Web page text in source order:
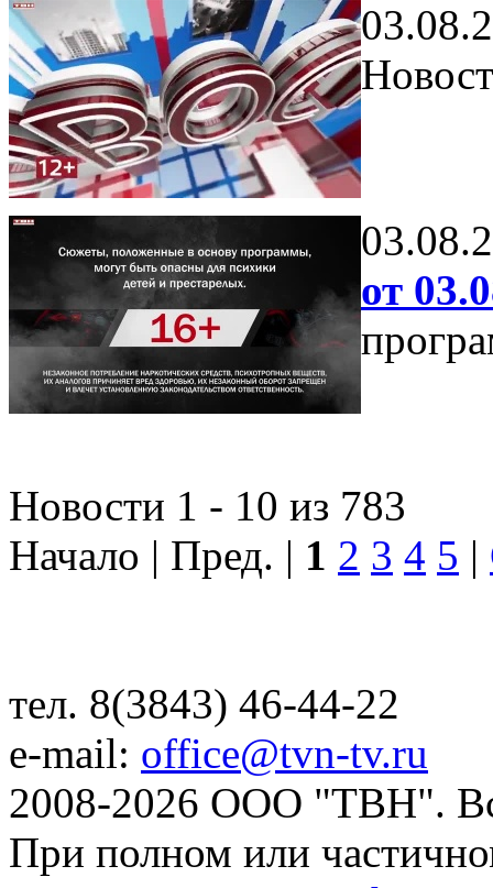
от
Новости 1 - 10 из 783
Начало | Пред. | 1 2 3 4 5 |
тел. 8(3843) 46-44-22
e-mail: office@tvn-tv.ru
2008-2026 ООО "ТВН".
При полном или